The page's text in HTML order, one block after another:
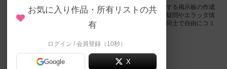
ログインするといまさら聞けないビジネス用語ゲームに関する掲示板の作成
やコメントの書き込みが出来るようになります。ルールの疑問やエラッタ情
報、マニュアルでは判断し辛い曖昧な表記等について会員同士で自由にコミ
ログイン/無料会員登録
お気に入り作品・所有リストの共
有
ログイン / 会員登録（10秒）
Google X